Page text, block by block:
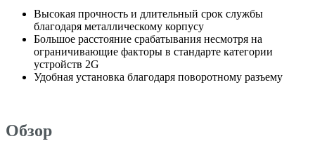
Высокая прочность и длительный срок службы
благодаря металлическому корпусу
Большое расстояние срабатывания несмотря на
ограничивающие факторы в стандарте категории
устройств 2G
Удобная установка благодаря поворотному разъему
Обзор